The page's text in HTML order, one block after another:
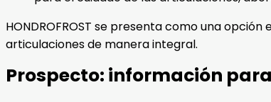
HONDROFROST se presenta como una
articulaciones de manera integral.
Prospecto: información